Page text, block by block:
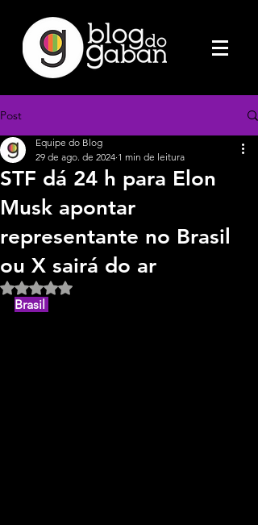
Post
STF dá 24 h para Elon
Musk apontar
representante no Brasil
ou X sairá do ar
Equipe do Blog
29 de ago. de 2024 1 min de leitura
Avaliado com NaN de 5 estrelas.
Brasil